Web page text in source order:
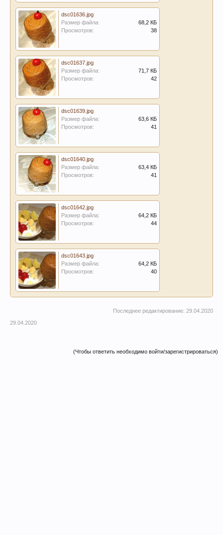
dsc01636.jpg
Размер файла:
68,2 КБ
Просмотров:
38
dsc01637.jpg
Размер файла:
71,7 КБ
Просмотров:
42
dsc01639.jpg
Размер файла:
63,6 КБ
Просмотров:
41
dsc01640.jpg
Размер файла:
63,4 КБ
Просмотров:
41
dsc01642.jpg
Размер файла:
64,2 КБ
Просмотров:
44
dsc01643.jpg
Размер файла:
64,2 КБ
Просмотров:
40
Последнее редактирование: 29.04.2020
29.04.2020
(Чтобы ответить необходимо войти/зарегистрироваться)